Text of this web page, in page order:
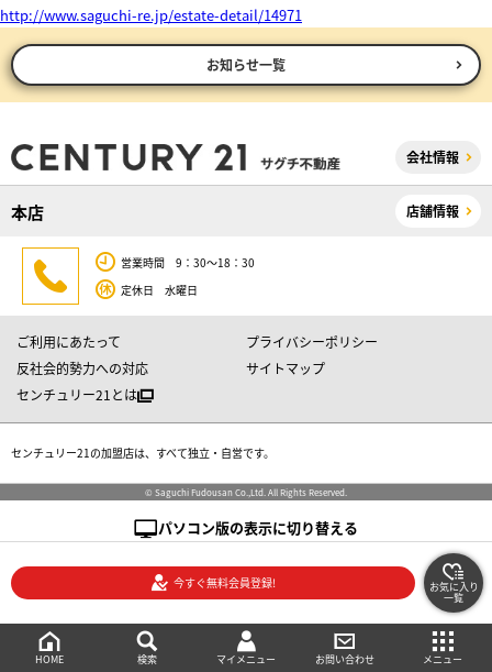
http://www.saguchi-re.jp/estate-detail/14971
お知らせ一覧
会社情報
本店 店舗情報
営業時間 9：30～18：30
定休日 水曜日
ご利用にあたって
プライバシーポリシー
反社会的勢力への対応
サイトマップ
センチュリー21とは
センチュリー21の加盟店は、すべて独立・自営です。
© Saguchi Fudousan Co.,Ltd. All Rights Reserved.
パソコン版の表示に切り替える
HOME 検索 マイメニュー お問い合わせ メニュー
今すぐ無料会員登録! お気に入り
一覧
絞り込み検索
メニュー
ご相談・お問い合わせ